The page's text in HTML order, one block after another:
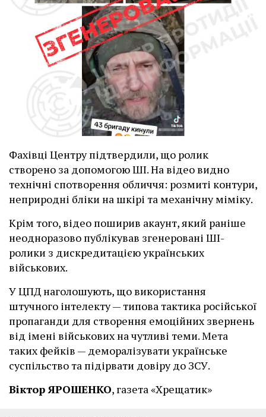
Фахівці Центру підтвердили, що ролик
створено за допомогою ШІ. На відео видно
технічні спотворення обличчя: розмиті контури,
неприродні бліки на шкірі та механічну міміку.
Крім того, відео поширив акаунт, який раніше
неодноразово публікував згенеровані ШІ-
ролики з дискредитацією українських
військових.
У ЦПД наголошують, що використання
штучного інтелекту — типова тактика російської
пропаганди для створення емоційних звернень
від імені військових на чутливі теми. Мета
таких фейків — деморалізувати українське
суспільство та підірвати довіру до ЗСУ.
Віктор ЯРОШЕНКО, газета «Хрещатик»